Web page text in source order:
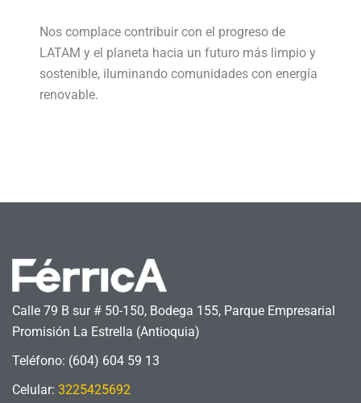
Nos complace contribuir con el progreso de
LATAM y el planeta hacia un futuro más limpio y
sostenible, iluminando comunidades con energía
renovable.
Calle 79 B sur # 50-150, Bodega 155, Parque Empresarial
Promisión La Estrella (Antioquia)
Teléfono: (604) 604 59 13
Celular: 3225425692